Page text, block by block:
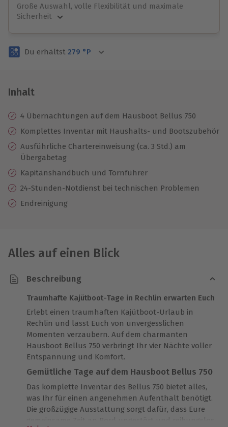
Große Auswahl, volle Flexibilität und maximale
Sicherheit
Volle Flexibilität
3 Jahre gültig & verlängerbar.
Du erhältst 279 °P
Inhalt
4 Übernachtungen auf dem Hausboot Bellus 750
Komplettes Inventar mit Haushalts- und Bootszubehör
Ausführliche Chartereinweisung (ca. 3 Std.) am
Übergabetag
Kapitänshandbuch und Törnführer
24-Stunden-Notdienst bei technischen Problemen
Endreinigung
Alles auf einen Blick
Beschreibung
Traumhafte Kajütboot-Tage in Rechlin erwarten Euch
Erlebt einen traumhaften Kajütboot-Urlaub in
Rechlin und lasst Euch von unvergesslichen
Momenten verzaubern. Auf dem charmanten
Hausboot Bellus 750 verbringt Ihr vier Nächte voller
Entspannung und Komfort.
Gemütliche Tage auf dem Hausboot Bellus 750
Das komplette Inventar des Bellus 750 bietet alles,
was Ihr für einen angenehmen Aufenthalt benötigt.
Die großzügige Ausstattung sorgt dafür, dass Eure
gemeinsame Zeit an Bord ungestört und reibungslos